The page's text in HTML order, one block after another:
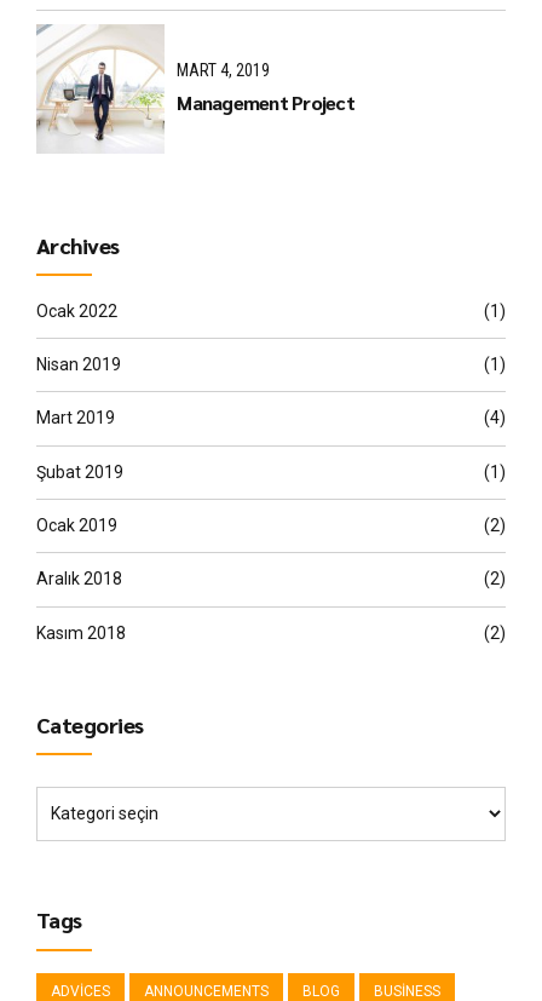
MART 4, 2019
Management Project
Archives
Ocak 2022 (1)
Nisan 2019 (1)
Mart 2019 (4)
Şubat 2019 (1)
Ocak 2019 (2)
Aralık 2018 (2)
Kasım 2018 (2)
Categories
Tags
ADVICES ANNOUNCEMENTS BLOG BUSINESS